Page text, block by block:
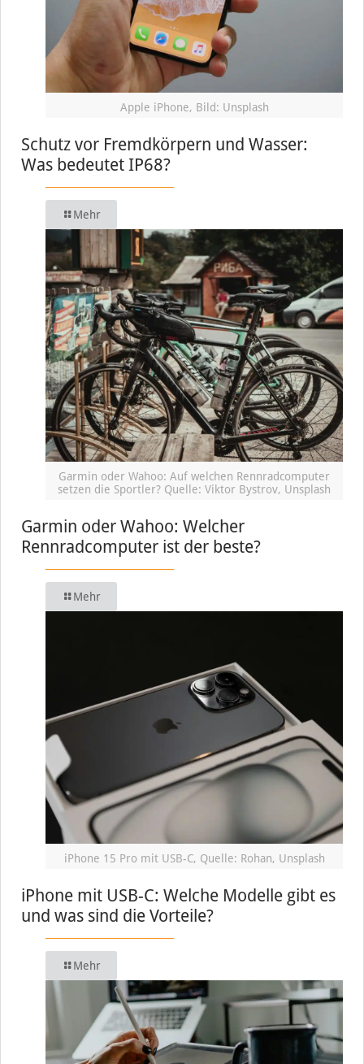
Apple iPhone, Bild: Unsplash
Schutz vor Fremdkörpern und Wasser:
Was bedeutet IP68?
Mehr
Garmin oder Wahoo: Auf welchen Rennradcomputer
setzen die Sportler? Quelle: Viktor Bystrov, Unsplash
Garmin oder Wahoo: Welcher
Rennradcomputer ist der beste?
Mehr
iPhone 15 Pro mit USB-C, Quelle: Rohan, Unsplash
iPhone mit USB-C: Welche Modelle gibt es
und was sind die Vorteile?
Mehr